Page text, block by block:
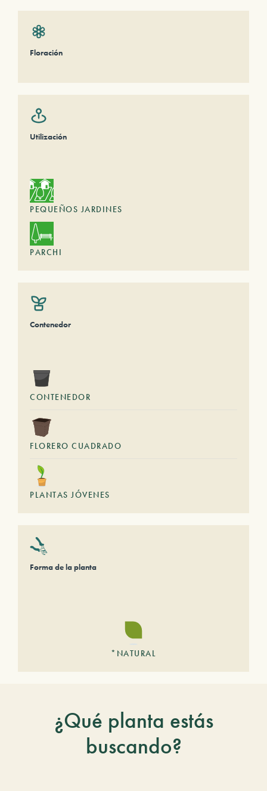
Floración
Utilización
PEQUEÑOS JARDINES
PARCHI
Contenedor
CONTENEDOR
FLORERO CUADRADO
PLANTAS JÓVENES
Forma de la planta
*NATURAL
¿Qué planta estás
buscando?